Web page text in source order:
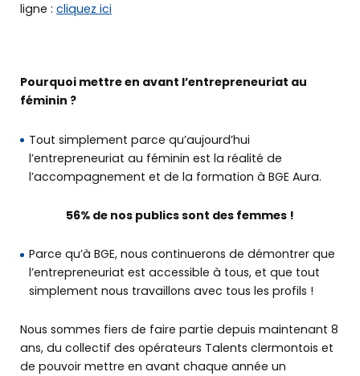
ligne : cliquez ici
Pourquoi mettre en avant l’entrepreneuriat au
féminin ?
Tout simplement parce qu’aujourd’hui
l’entrepreneuriat au féminin est la réalité de
l’accompagnement et de la formation à BGE Aura.
56% de nos publics sont des femmes !
Parce qu’à BGE, nous continuerons de démontrer que
l’entrepreneuriat est accessible à tous, et que tout
simplement nous travaillons avec tous les profils !
Nous sommes fiers de faire partie depuis maintenant 8
ans, du collectif des opérateurs Talents clermontois et
de pouvoir mettre en avant chaque année un